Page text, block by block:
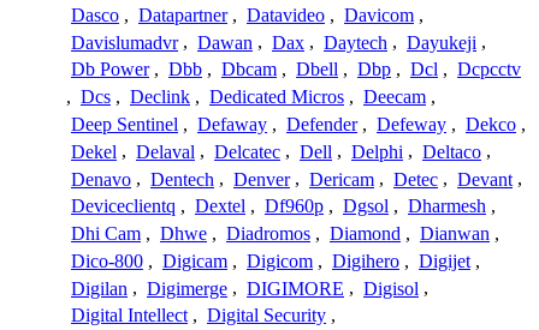
Dasco , Datapartner , Datavideo , Davicom ,
Davislumadvr , Dawan , Dax , Daytech , Dayukeji ,
Db Power , Dbb , Dbcam , Dbell , Dbp , Dcl , Dcpcctv
, Dcs , Declink , Dedicated Micros , Deecam ,
Deep Sentinel , Defaway , Defender , Defeway , Dekco ,
Dekel , Delaval , Delcatec , Dell , Delphi , Deltaco ,
Denavo , Dentech , Denver , Dericam , Detec , Devant ,
Deviceclientq , Dextel , Df960p , Dgsol , Dharmesh ,
Dhi Cam , Dhwe , Diadromos , Diamond , Dianwan ,
Dico-800 , Digicam , Digicom , Digihero , Digijet ,
Digilan , Digimerge , DIGIMORE , Digisol ,
Digital Intellect , Digital Security ,